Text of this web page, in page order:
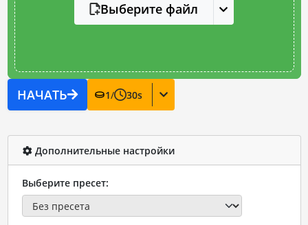
Выберите файл
НАЧАТЬ 1/ 30s
Дополнительные настройки
Выберите пресет: